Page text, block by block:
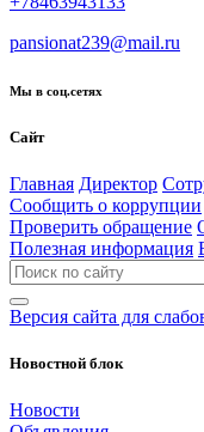
pansionat239@mail.ru
Мы в соц.сетях
Сайт
Главная Директор
Сообщить о коррупции
Проверить обращение
Полезная информация
Версия сайта для
Новостной блок
Новости